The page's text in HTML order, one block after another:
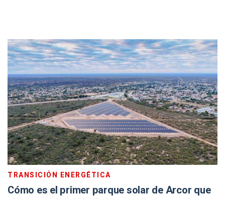
TRANSICIÓN ENERGÉTICA
Cómo es el primer parque solar de Arcor que